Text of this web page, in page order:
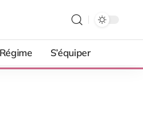
Régime S’équiper